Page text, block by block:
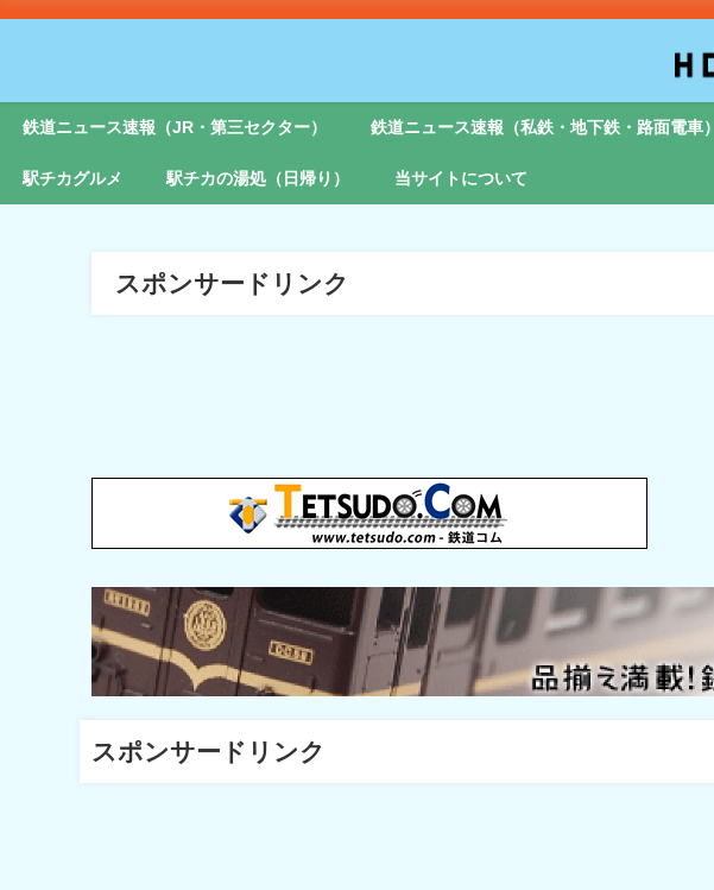
鉄道ニュース速報（JR・第三セクター） 鉄道ニュース速報（私鉄・地下鉄・路面電車）
駅チカグルメ 駅チカの湯処（日帰り） 当サイトについて
スポンサードリンク
スポンサードリンク